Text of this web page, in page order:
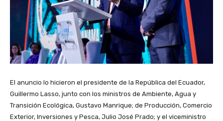
El anuncio lo hicieron el presidente de la República del Ecuador,
Guillermo Lasso, junto con los ministros de Ambiente, Agua y
Transición Ecológica, Gustavo Manrique; de Producción, Comercio
Exterior, Inversiones y Pesca, Julio José Prado; y el viceministro